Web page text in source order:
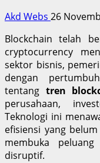
Akd Webs 26
Blockchain telah
cryptocurrency
sektor bisnis,
dengan
tentang tren
perusahaan,
Teknologi ini
efisiensi yang
membuka
disruptif.